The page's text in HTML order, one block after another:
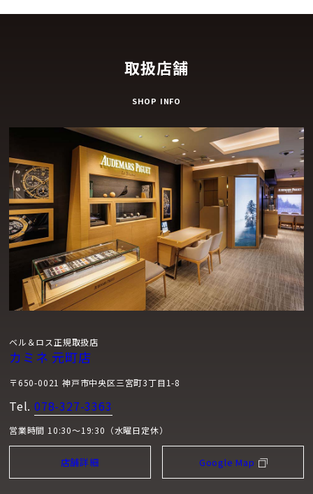
取扱店舗
SHOP INFO
ベル＆ロス正規取扱店
カミネ 元町店
〒650-0021 神戸市中央区三宮町3丁目1-8
Tel. 078-327-3363
営業時間 10:30～19:30（水曜日定休）
店舗詳細 Google Map